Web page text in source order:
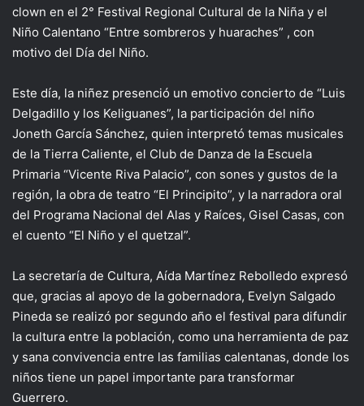
clown en el 2° Festival Regional Cultural de la Niña y el
Niño Calentano “Entre sombreros y huaraches” , con
motivo del Día del Niño.
Este día, la niñez presenció un emotivo concierto de “Luis
Delgadillo y los Keliguanes”, la participación del niño
Joneth García Sánchez, quien interpretó temas musicales
de la Tierra Caliente, el Club de Danza de la Escuela
Primaria “Vicente Riva Palacio”, con sones y gustos de la
región, la obra de teatro “El Principito”, y la narradora oral
del Programa Nacional del Alas y Raíces, Gisel Casas, con
el cuento “El Niño y el quetzal”.
La secretaría de Cultura, Aída Martínez Rebolledo expresó
que, gracias al apoyo de la gobernadora, Evelyn Salgado
Pineda se realizó por segundo año el festival para difundir
la cultura entre la población, como una herramienta de paz
y sana convivencia entre las familias calentanas, donde los
niños tiene un papel importante para transformar
Guerrero.